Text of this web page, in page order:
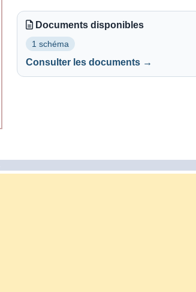
Documents disponibles
1 schéma
Consulter les documents →